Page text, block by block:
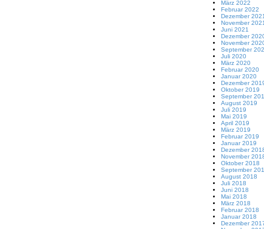
März 2022
Februar 2022
Dezember 2021
November 2021
Juni 2021
Dezember
November
September
Juli 2020
März 2020
Februar 2020
Januar 2020
Dezember
Oktober 2019
September
August 2019
Juli 2019
Mai 2019
April 2019
März 2019
Februar 2019
Januar 2019
Dezember
November
Oktober 2018
September
August 2018
Juli 2018
Juni 2018
Mai 2018
März 2018
Februar 2018
Januar 2018
Dezember